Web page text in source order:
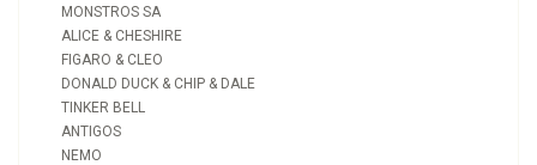
MONSTROS SA
ALICE & CHESHIRE
FIGARO & CLEO
DONALD DUCK & CHIP & DALE
TINKER BELL
ANTIGOS
NEMO